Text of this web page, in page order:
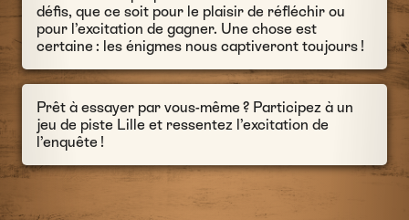
défis, que ce soit pour le plaisir de réfléchir ou
pour l’excitation de gagner. Une chose est
certaine : les énigmes nous captiveront toujours !
Prêt à essayer par vous-même ? Participez à un
jeu de piste Lille et ressentez l’excitation de
l’enquête !